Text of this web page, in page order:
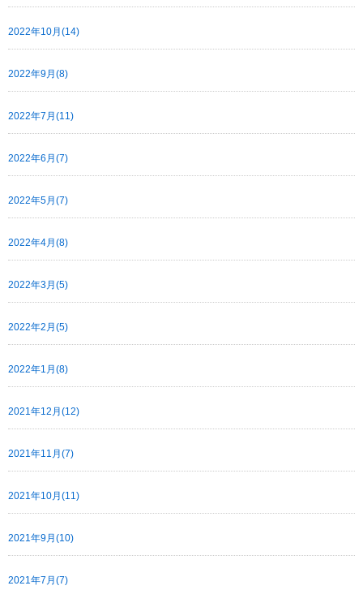
2022年10月(14)
2022年9月(8)
2022年7月(11)
2022年6月(7)
2022年5月(7)
2022年4月(8)
2022年3月(5)
2022年2月(5)
2022年1月(8)
2021年12月(12)
2021年11月(7)
2021年10月(11)
2021年9月(10)
2021年7月(7)